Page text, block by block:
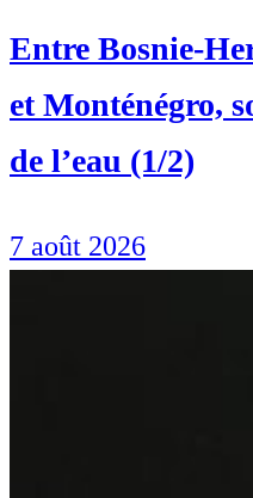
Entre Bosnie-
et Monténégro,
de l’eau (1/2)
7 août 2026